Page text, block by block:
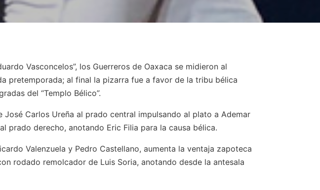
Vasconcelos”, los Guerreros de Oaxaca se midieron al
pretemporada; al final la pizarra fue a favor de la tribu bélica
del “Templo Bélico”.
Carlos Ureña al prado central impulsando al plato a Ademar
prado derecho, anotando Eric Filia para la causa bélica.
Valenzuela y Pedro Castellano, aumenta la ventaja zapoteca
rodado remolcador de Luis Soria, anotando desde la antesala